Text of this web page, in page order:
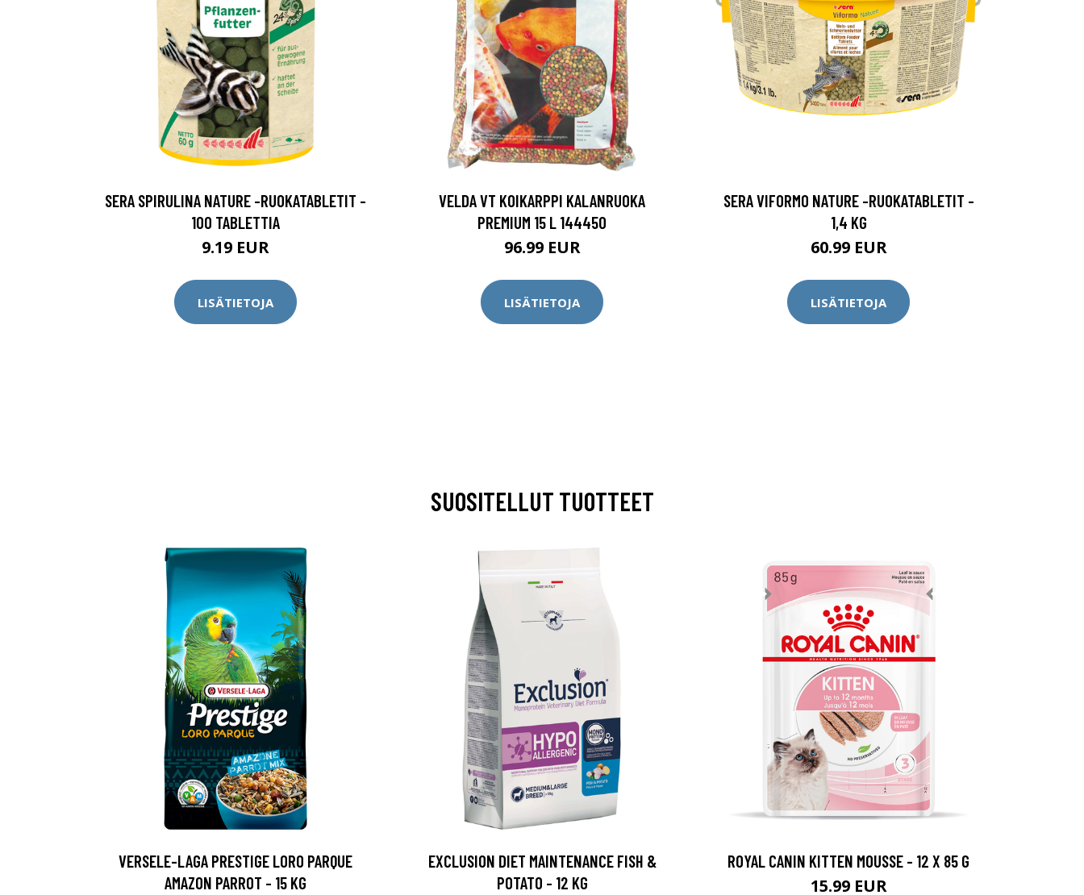
SERA SPIRULINA NATURE -RUOKATABLETIT -
100 TABLETTIA
9.19 EUR
LISÄTIETOJA
VELDA VT KOIKARPPI KALANRUOKA
PREMIUM 15 L 144450
96.99 EUR
LISÄTIETOJA
SERA VIFORMO NATURE -RUOKATABLETIT -
1,4 KG
60.99 EUR
LISÄTIETOJA
SUOSITELLUT TUOTTEET
VERSELE-LAGA PRESTIGE LORO PARQUE
AMAZON PARROT - 15 KG
EXCLUSION DIET MAINTENANCE FISH &
POTATO - 12 KG
ROYAL CANIN KITTEN MOUSSE - 12 X 85 G
15.99 EUR